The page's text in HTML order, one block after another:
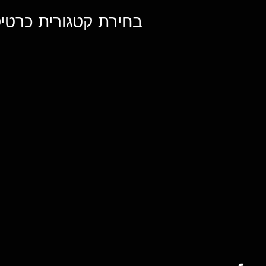
בחירת קטגורית